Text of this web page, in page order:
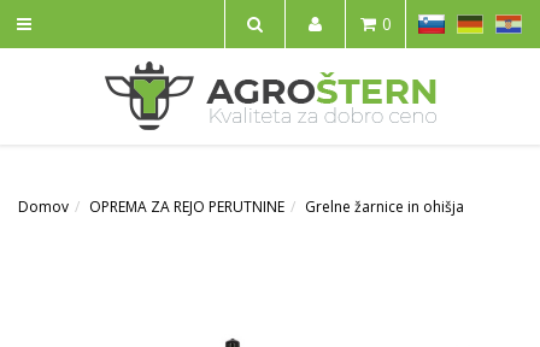
IŠČI
SL HR
0
Domov OPREMA ZA REJO PERUTNINE Grelne žarnice in ohišja